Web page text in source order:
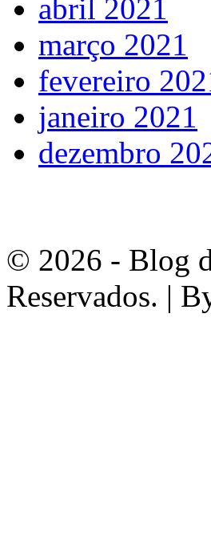
abril 2021
março 2021
fevereiro
janeiro 2021
dezembro
© 2026 - Blog
Reservados. |